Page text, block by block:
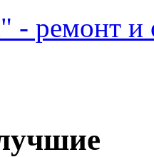
ремонт и